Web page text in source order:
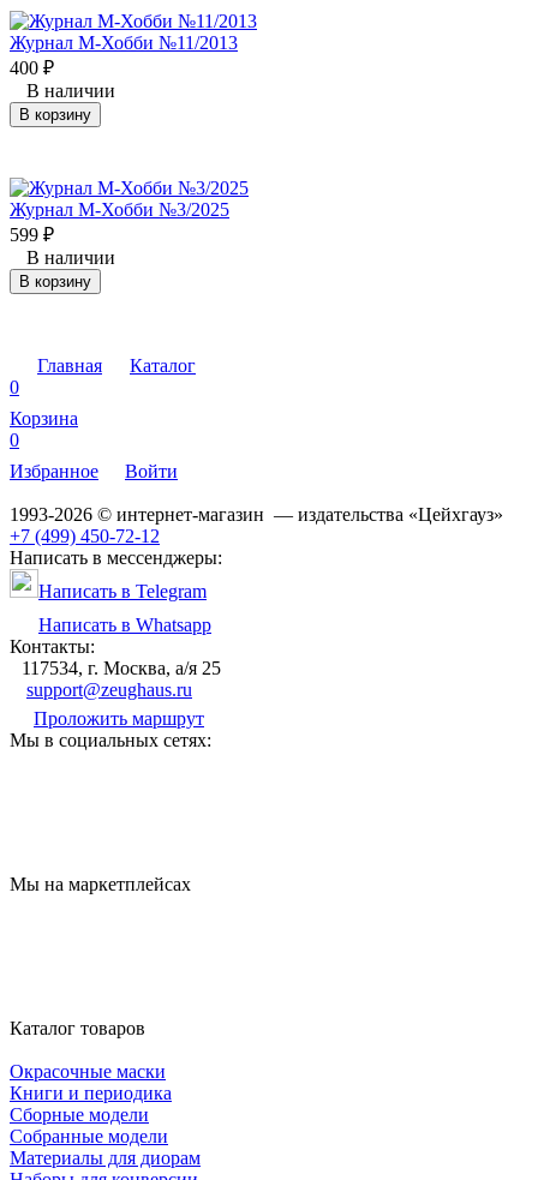
Журнал М-Хобби №11/2013
400 ₽
В наличии
В корзину
Журнал М-Хобби №3/2025
599 ₽
В наличии
В корзину
Главная
Каталог
0
Корзина
0
Избранное
Войти
1993-2026 © интернет-магазин — издательства «Цейхгауз»
+7 (499) 450-72-12
Написать в мессенджеры:
Написать в Telegram
Написать в Whatsapp
Контакты:
117534, г. Москва, а/я 25
support@zeughaus.ru
Проложить маршрут
Мы в социальных сетях:
Мы на маркетплейсах
Каталог товаров
Окрасочные маски
Книги и периодика
Сборные модели
Собранные модели
Материалы для диорам